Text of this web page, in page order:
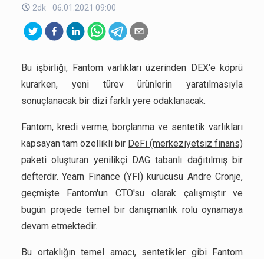
2dk 06.01.2021 09:00
Bu işbirliği, Fantom varlıkları üzerinden DEX'e köprü
kurarken, yeni türev ürünlerin yaratılmasıyla
sonuçlanacak bir dizi farklı yere odaklanacak.
Fantom, kredi verme, borçlanma ve sentetik varlıkları
kapsayan tam özellikli bir DeFi (merkeziyetsiz finans)
paketi oluşturan yenilikçi DAG tabanlı dağıtılmış bir
defterdir. Yearn Finance (YFI) kurucusu Andre Cronje,
geçmişte Fantom'un CTO'su olarak çalışmıştır ve
bugün projede temel bir danışmanlık rolü oynamaya
devam etmektedir.
Bu ortaklığın temel amacı, sentetikler gibi Fantom